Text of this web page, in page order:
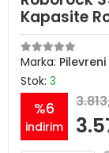
Kapasite
Marka: Pilevreni
Stok: 3
%6
indirim